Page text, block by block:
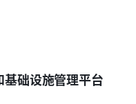
础设施管理平台